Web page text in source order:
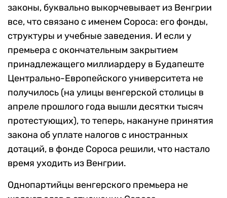
законы, буквально выкорчевывает из Венгрии
все, что связано с именем Сороса: его фонды,
структуры и учебные заведения. И если у
премьера с окончательным закрытием
принадлежащего миллиардеру в Будапеште
Центрально-Европейского университета не
получилось (на улицы венгерской столицы в
апреле прошлого года вышли десятки тысяч
протестующих), то теперь, накануне принятия
закона об уплате налогов с иностранных
дотаций, в фонде Сороса решили, что настало
время уходить из Венгрии.
Однопартийцы венгерского премьера не